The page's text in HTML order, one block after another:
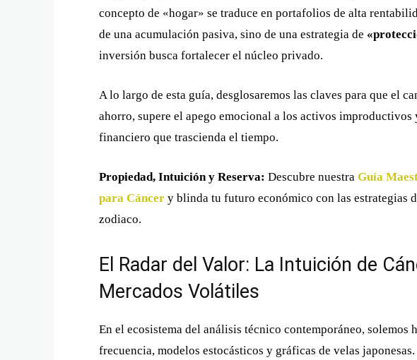
concepto de «hogar» se traduce en portafolios de alta
de una acumulación pasiva, sino de una estrategia de
inversión busca fortalecer el núcleo privado.
A lo largo de esta guía, desglosaremos las claves para que el
ahorro, supere el apego emocional a los activos improductivos
financiero que trascienda el tiempo.
Propiedad, Intuición y Reserva: Descubre nuestra Guía
para Cáncer y blinda tu futuro económico con las estrategias
zodiaco.
El Radar del Valor: La Intuición de
Mercados Volátiles
En el ecosistema del análisis técnico contemporáneo, solemos
frecuencia, modelos estocásticos y gráficas de velas